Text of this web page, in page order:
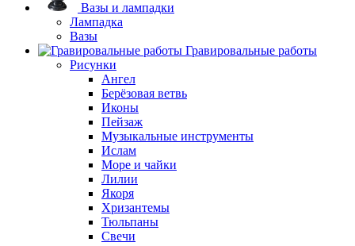
Вазы и лампадки
Лампадка
Вазы
Гравировальные работы
Рисунки
Ангел
Берёзовая ветвь
Иконы
Пейзаж
Музыкальные инструменты
Ислам
Море и чайки
Лилии
Якоря
Хризантемы
Тюльпаны
Свечи